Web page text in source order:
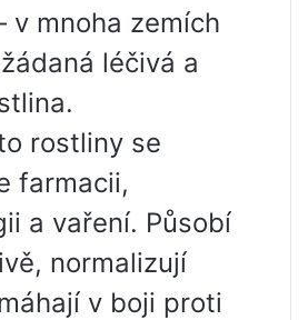
v mnoha zemích
léčivá a
rostliny se
farmacii,
a vaření. Působí
normalizují
v boji proti